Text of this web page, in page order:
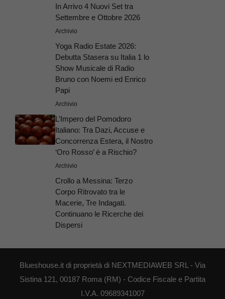
In Arrivo 4 Nuovi Set tra
Settembre e Ottobre 2026
Archivio
Yoga Radio Estate 2026:
Debutta Stasera su Italia 1 lo
Show Musicale di Radio
Bruno con Noemi ed Enrico
Papi
Archivio
L’Impero del Pomodoro
Italiano: Tra Dazi, Accuse e
Concorrenza Estera, il Nostro
‘Oro Rosso’ è a Rischio?
Archivio
Crollo a Messina: Terzo
Corpo Ritrovato tra le
Macerie, Tre Indagati.
Continuano le Ricerche dei
Dispersi
Blueshouse.it di proprietà di NEXTMEDIAWEB SRL - Via
Sistina 121, 00187 Roma (RM) - Codice Fiscale e Partita
I.V.A. 09689341007